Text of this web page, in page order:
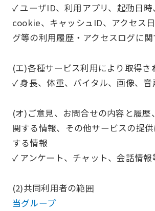
✓ ユーザID、利用アプリ、起動日時
cookie、キャッシュID、アクセス
グ等の利用履歴・アクセスログに
(エ)各種サービス利用により取得さ
✓ 身長、体重、バイタル、画像、音
(オ)ご意見、お問合せの内容と履歴
関する情報、その他サービスの提
する情報
✓ アンケート、チャット、会話情報
(2)共同利用者の範囲
当グループ